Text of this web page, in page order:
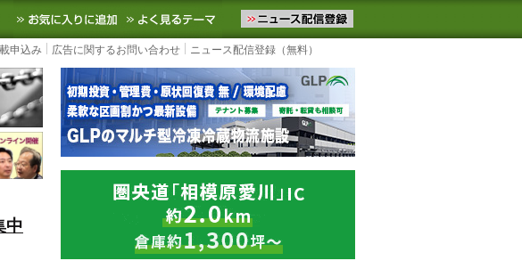
外の最新の物流ニュースをお届けします。物流ニュースメール配信を登録す
お気に入りに追加 よく見るテーマ
申込み 広告に関するお問い合わせ ニュース配信登録（無料）
中